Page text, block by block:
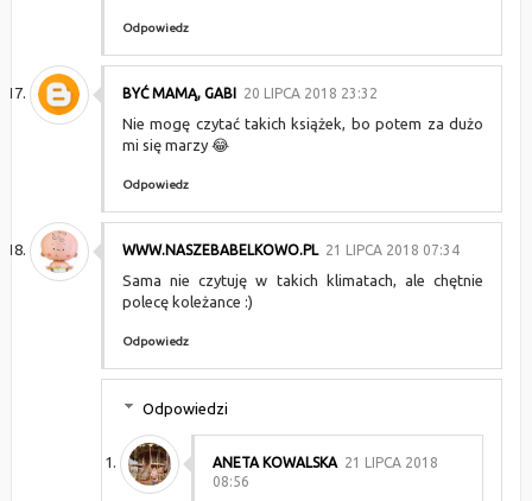
Odpowiedz
BYĆ MAMĄ, GABI 20 LIPCA 2018 23:32
Nie mogę czytać takich książek, bo potem za dużo
mi się marzy 😂
Odpowiedz
WWW.NASZEBABELKOWO.PL 21 LIPCA 2018 07:34
Sama nie czytuję w takich klimatach, ale chętnie
polecę koleżance :)
Odpowiedz
Odpowiedzi
ANETA KOWALSKA 21 LIPCA 2018
08:56